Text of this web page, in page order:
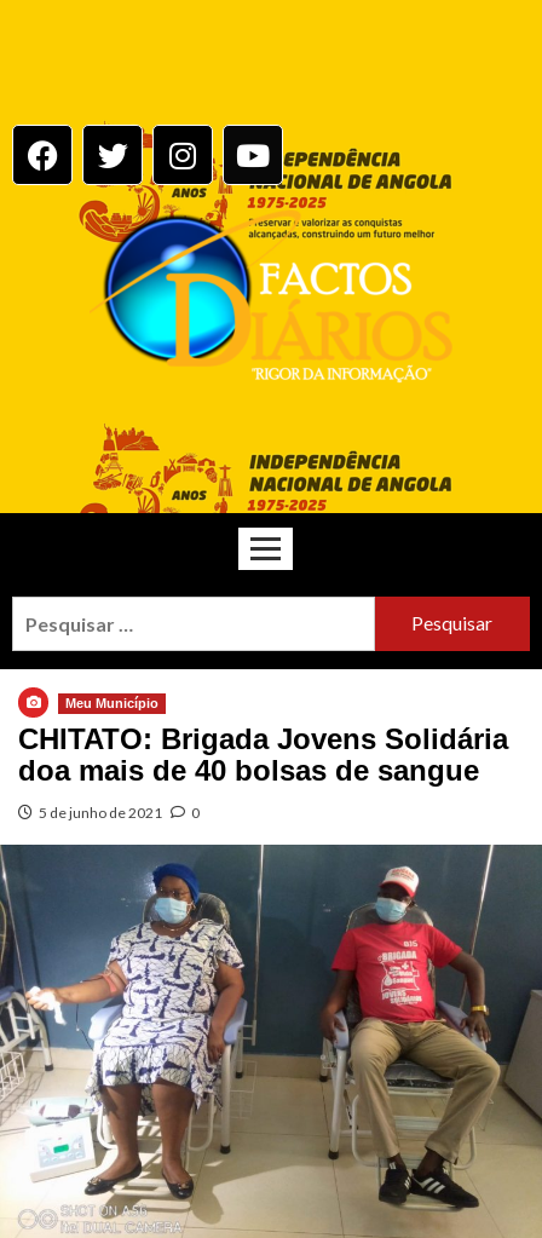
Meu Município
CHITATO: Brigada Jovens Solidária
doa mais de 40 bolsas de sangue
5 de junho de 2021 0